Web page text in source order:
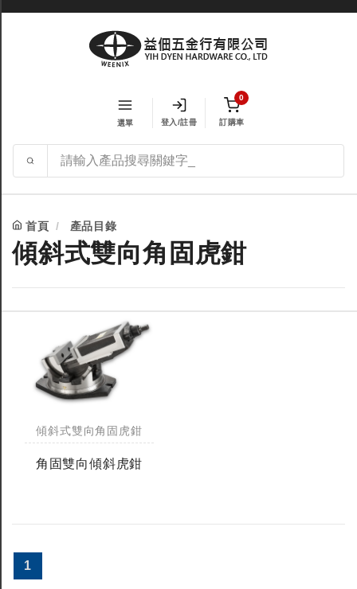
選單 登入/註冊
0
訂購車
首頁 產品目錄
傾斜式雙向角固虎鉗
傾斜式雙向角固虎鉗
角固雙向傾斜虎鉗
1